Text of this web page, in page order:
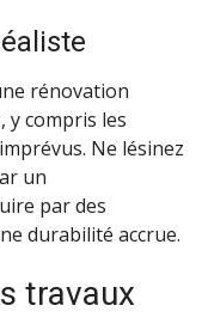
rénovation
y compris les
Ne lésinez
un
par des
durabilité accrue.
travaux